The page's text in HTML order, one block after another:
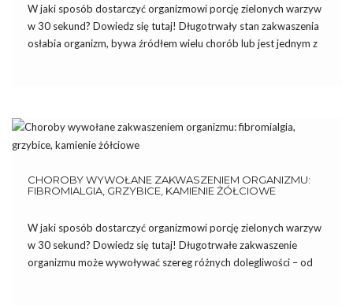
W jaki sposób dostarczyć organizmowi porcję zielonych warzyw
w 30 sekund? Dowiedz się tutaj! Długotrwały stan zakwaszenia
osłabia organizm, bywa źródłem wielu chorób lub jest jednym z
CHOROBY WYWOŁANE ZAKWASZENIEM ORGANIZMU:
FIBROMIALGIA, GRZYBICE, KAMIENIE ŻÓŁCIOWE
W jaki sposób dostarczyć organizmowi porcję zielonych warzyw
w 30 sekund? Dowiedz się tutaj! Długotrwałe zakwaszenie
organizmu może wywoływać szereg różnych dolegliwości – od